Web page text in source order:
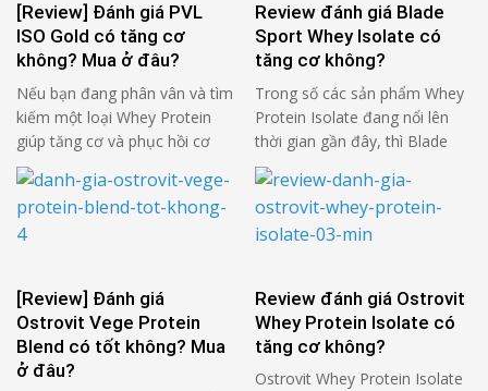
[Review] Đánh giá PVL
ISO Gold có tăng cơ
không? Mua ở đâu?
Nếu bạn đang phân vân và tìm
kiếm một loại Whey Protein
giúp tăng cơ và phục hồi cơ
bắp nhanh chóng? Hãy cùng
Kienthucthehinh.vn review
đánh giá PVL ISO Gold – một
sản phẩm mới với thành phần
Gold có thực sự …
Review đánh giá Blade
Sport Whey Isolate có
tăng cơ không?
Trong số các sản phẩm Whey
Protein Isolate đang nổi lên
thời gian gần đây, thì Blade
Sport Whey Isolate đang nhận
được chú ý rất lớn về thành
phần và chất lượng của sản
phẩm. Vậy Blade Sport Whey
review đánh giá Blade Sport
Whey Isolate trong bài viết …
[Review] Đánh giá
Ostrovit Vege Protein
Blend có tốt không? Mua
ở đâu?
Review đánh giá Ostrovit
Whey Protein Isolate có
tăng cơ không?
Ostrovit Whey Protein Isolate